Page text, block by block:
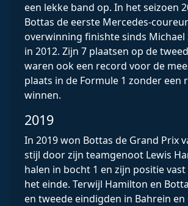
een lekke band op. In het seizoen
Bottas de eerste Mercedes-
overwinning finishte sinds Michael
in 2012. Zijn 7 plaatsen op de
waren ook een record voor de
plaats in de Formule 1 zonder een
winnen.
2019
In 2019 won Bottas de Grand Prix
stijl door zijn teamgenoot Lewis
halen in bocht 1 en zijn positie
het einde. Terwijl Hamilton en
en tweede eindigden in Bahrein en